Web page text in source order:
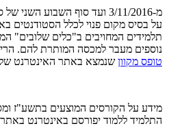
מ-3/11/2016 ועד סוף השבוע
על בסיס מקום פנוי לכלל הסטודנטים
תלמידים המחויבים ב"כלים שלובים"
נוספים מעבר למכסה המותרת להם.
טופס מקוון שנמצא באתר האינטרנט
מידע על הקורסים המוצעים בתשע"ז
התלמיד ללמוד יפורסם באינטרנט